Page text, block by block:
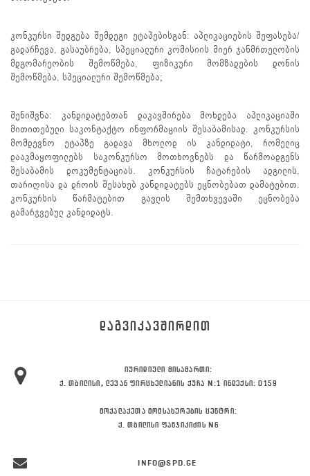
კონკურსი შედგება შემდეგი ეტაპებისგან: აპლიკაციების შეფასება/
გადარჩევა, გასაუბრება, სპეციალური კომისიის მიერ ჯანმრთელობის
მდგომარეობის შემოწმება, ფიზიკური მომზადების დონის
შემოწმება, სპეციალური შემოწმება;
შენიშვნა: კანდიდატებთან დაკავშირება მოხდება აპლიკაციაში
მითითებული საკონტაქტო ინფორმაციის შესაბამისად. კონკურსის
მომდევნო ეტაპზე გადავა მხოლოდ ის კანდიდატი, რომელიც
დააკმაყოფილებს საკონკურსო მოთხოვნებს და წარმოადგენს
შესაბამის დოკუმენტაციას. კონკურსის ჩატარების ადგილის,
თარიღისა და დროის შესახებ კანდიდატებს ეცნობებათ დამატებით.
კონკურსის წარმატებით გავლის შემთხვევაში ეცნობება
გამარჯვებულ კანდიდატს.
ᲓᲐᲒᲕᲘᲙᲐᲕᲨᲘᲠᲓᲘᲗ
ᲘᲣᲠᲘᲓᲘᲣᲚᲘ ᲛᲘᲡᲐᲛᲐᲠᲗᲘ:
Ქ. ᲗᲑᲘᲚᲘᲡᲘ, ᲚᲔᲕᲐᲜ ᲤᲘᲠᲪᲮᲔᲚᲘᲐᲜᲘᲡ ᲥᲣᲩᲐ N:1 ᲘᲜᲓᲔᲥᲡᲘ: 0159
ᲛᲝᲥᲐᲚᲐᲥᲔᲗᲐ ᲛᲝᲛᲡᲐᲮᲣᲠᲔᲑᲘᲡ ᲪᲔᲜᲢᲠᲘ:
Ქ. ᲗᲑᲘᲚᲘᲡᲘ ᲤᲐᲜᲯᲘᲙᲘᲫᲘᲡ N6
INFO@SPD.GE